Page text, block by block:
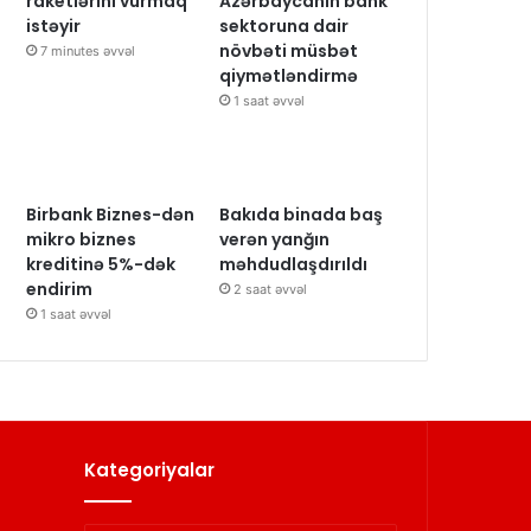
istəyir
7 minutes əvvəl
sektoruna dair
növbəti müsbət
qiymətləndirmə
1 saat əvvəl
Birbank Biznes-dən
mikro biznes
kreditinə 5%-dək
endirim
1 saat əvvəl
Bakıda binada baş
verən yanğın
məhdudlaşdırıldı
2 saat əvvəl
Kategoriyalar